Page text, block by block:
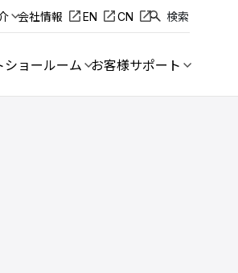
会社情報 EN CN 検索
ショールーム お客様サポート